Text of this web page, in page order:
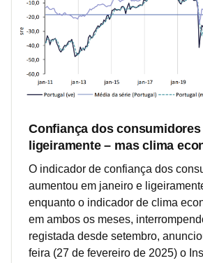
Confiança dos
ligeiramente – mas clima
O indicador de confiança dos
aumentou em janeiro e
enquanto o indicador de clima
em ambos os meses,
registada desde setembro,
feira (27 de fevereiro de 2025) o